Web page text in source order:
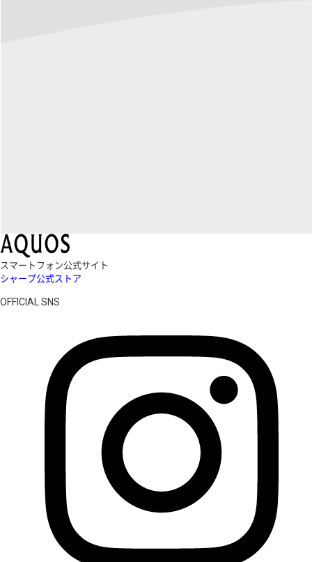
スマートフォン公式サイト
シャープ公式ストア
OFFICIAL SNS